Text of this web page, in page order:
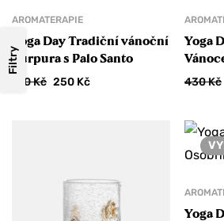
Filtry
AROMATERAPIE
Yoga Day Tradiční vánoční
purpura s Palo Santo
310Kč 250 Kč
Yoga
430Kč
Yoga
Chcete
na svoji
TEĎ